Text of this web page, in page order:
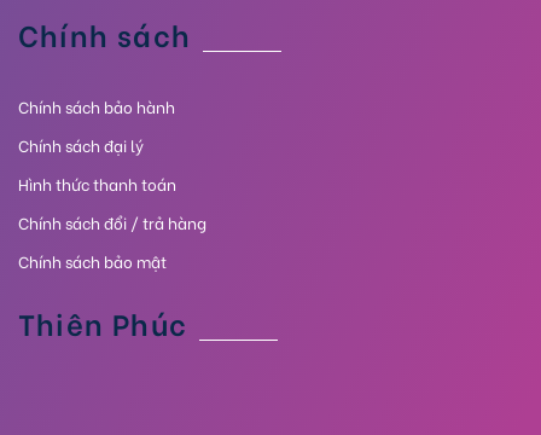
Chính sách
Chính sách bảo hành
Chính sách đại lý
Hình thức thanh toán
Chính sách đổi / trả hàng
Chính sách bảo mật
Thiên Phúc